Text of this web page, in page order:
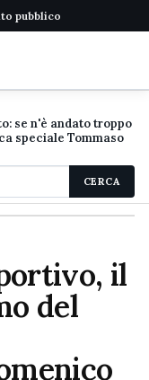
pubblico
se n'è andato troppo
speciale Tommaso
CERCA
il
del